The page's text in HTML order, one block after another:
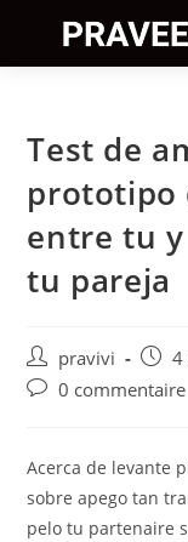
content
Test de
prototipo
entre tu
tu pareja
Auteur/autrice
de
pravivi
Post4
Post0 commentaire
Acerca de levante
sobre apego tan
pelo tu partenaire